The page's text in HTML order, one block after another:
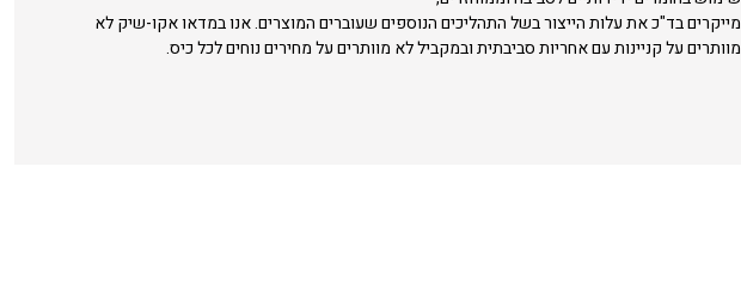
מייקרים בד"כ את עלות הייצור בשל התהליכים הנוספים שעוברים המוצרים. אנו במדאו אקו-שיק לא
מוותרים על קניינות עם אחריות סביבתית ובמקביל לא מוותרים על מחירים נוחים לכל כיס.